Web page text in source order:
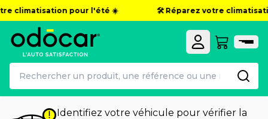
climatisation pour l'été ☀️ 🛠️ Réparez votre
Identifiez votre véhicule pour vérifier la